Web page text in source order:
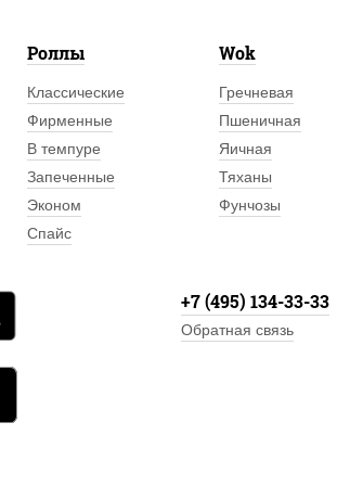
Роллы
Классические
Фирменные
В темпуре
Запеченные
Эконом
Спайс
Wok
Гречневая
Пшеничная
Яичная
Тяханы
Фунчозы
+7 (495) 134-33-33
Обратная связь